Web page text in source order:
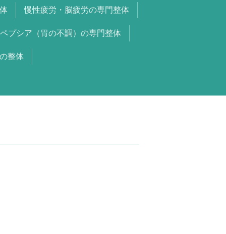
慢性疲労・脳疲労の専門整体
プシア（胃の不調）の専門整体
整体